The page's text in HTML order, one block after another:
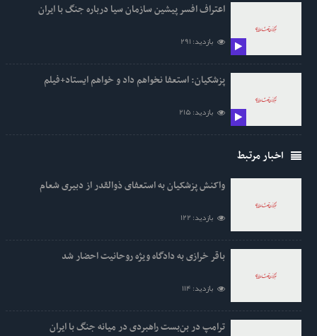
اعتراف افسر پیشین سازمان سیا درباره جنگ با ایران
بازدید: 291
پزشکیان: استعفا نخواهم داد و خواهم ایستاد+فیلم
بازدید: 215
اخبار مرتبط
واکنش پزشکیان به استعفای ذوالقدر از دبیری شعام
بازدید: 122
باقر خرازی به دادگاه ویژه روحانیت احضار شد
بازدید: 114
ترامپ در بن‌بست راهبردی در میانه جنگ با ایران